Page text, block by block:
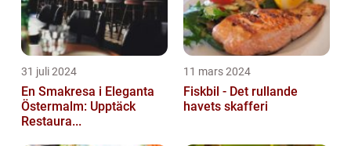
31 juli 2024
En Smakresa i Eleganta
Östermalm: Upptäck
Restaura...
11 mars 2024
Fiskbil - Det rullande
havets skafferi